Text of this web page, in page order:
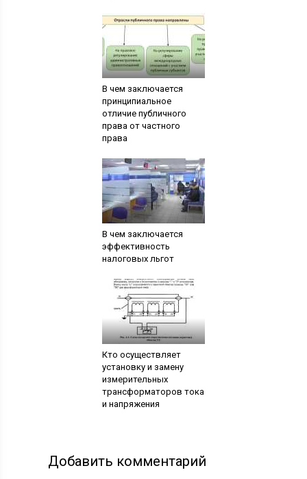
В чем заключается
принципиальное
отличие публичного
права от частного
права
В чем заключается
эффективность
налоговых льгот
Кто осуществляет
установку и замену
измерительных
трансформаторов тока
и напряжения
Добавить комментарий